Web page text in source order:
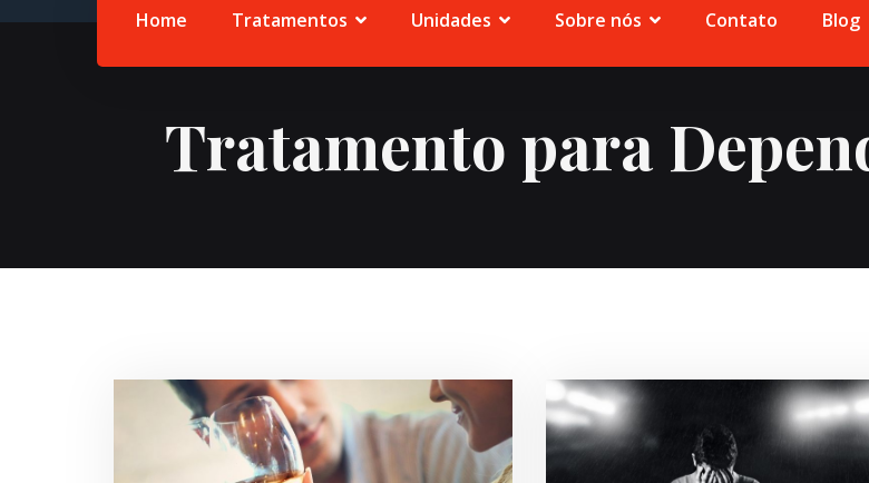
Home Tratamentos Unidades Sobre nós Contato Blog
Tratamento para